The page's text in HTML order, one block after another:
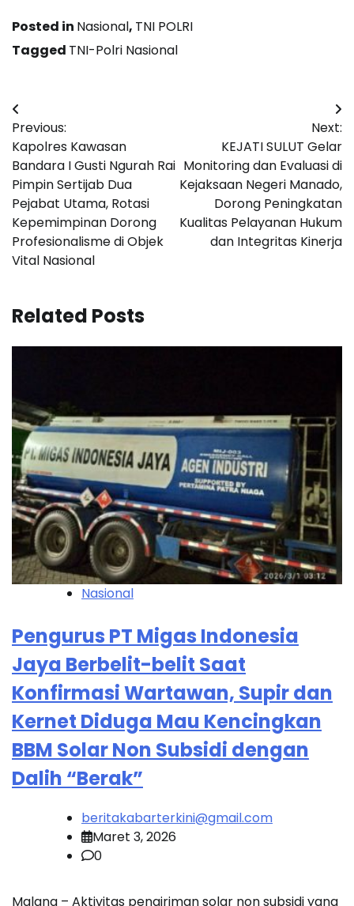
Posted in Nasional, TNI POLRI
Tagged TNI-Polri Nasional
Navigasi
pos
Previous:
Kapolres Kawasan
Bandara I Gusti Ngurah Rai
Pimpin Sertijab Dua
Pejabat Utama, Rotasi
Kepemimpinan Dorong
Profesionalisme di Objek
Vital Nasional
Next:
KEJATI SULUT Gelar
Monitoring dan Evaluasi di
Kejaksaan Negeri Manado,
Dorong Peningkatan
Kualitas Pelayanan Hukum
dan Integritas Kinerja
Related Posts
Nasional
Pengurus PT Migas Indonesia
Jaya Berbelit-belit Saat
Konfirmasi Wartawan, Supir dan
Kernet Diduga Mau Kencingkan
BBM Solar Non Subsidi dengan
Dalih “Berak”
beritakabarterkini@gmail.com
Maret 3, 2026
0
Malang – Aktivitas pengiriman solar non subsidi yang